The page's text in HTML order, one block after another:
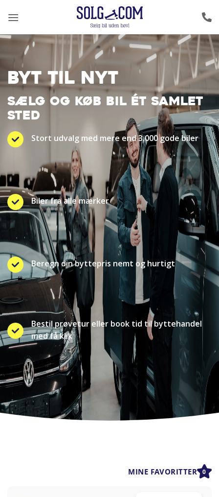
BYT TIL NYT
SÆLG OG KØB BIL ÉT SAMLET
STED
Stort udvalg med mere end 3.000 gode biler
Biler fra alle mærker
Beregn din byttepris nemt og hurtigt
Bestil prøvetur eller book tid til byttehandel
med få klik
MINE FAVORITTER 0